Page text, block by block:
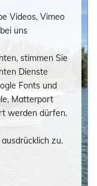
über Bord
Videos, Vimeo
uns
stimmen Sie
Dienste
Fonts und
Matterport
werden dürfen.
zu.